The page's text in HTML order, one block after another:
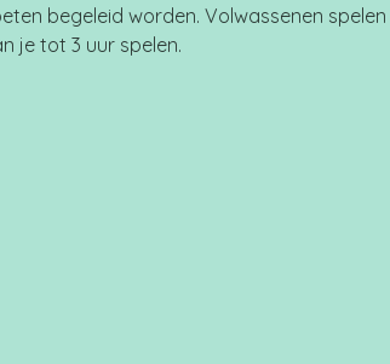
begeleid worden. Volwassenen
je tot 3 uur spelen.